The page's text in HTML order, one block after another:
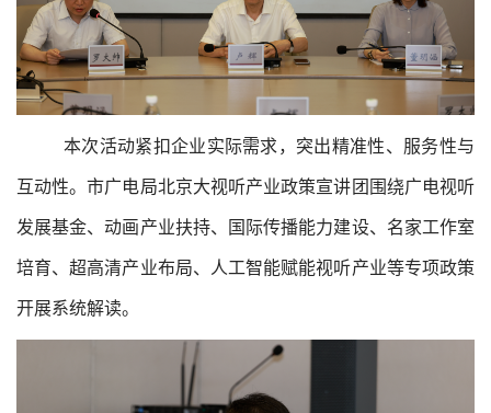
本次活动紧扣企业实际需求，突出精准性、服务性与
互动性。市广电局北京大视听产业政策宣讲团围绕广电视听
发展基金、动画产业扶持、国际传播能力建设、名家工作室
培育、超高清产业布局、人工智能赋能视听产业等专项政策
开展系统解读。